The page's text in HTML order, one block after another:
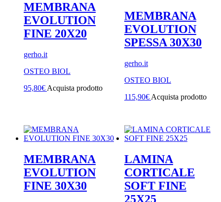
MEMBRANA
EVOLUTION
FINE 20X20
gerho.it
OSTEO BIOL
95,80€ Acquista prodotto
MEMBRANA
EVOLUTION
SPESSA 30X30
gerho.it
OSTEO BIOL
115,90€ Acquista prodotto
MEMBRANA
EVOLUTION
FINE 30X30
LAMINA
CORTICALE
SOFT FINE
25X25